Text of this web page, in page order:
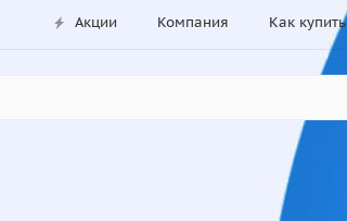
Акции Компания Как купить